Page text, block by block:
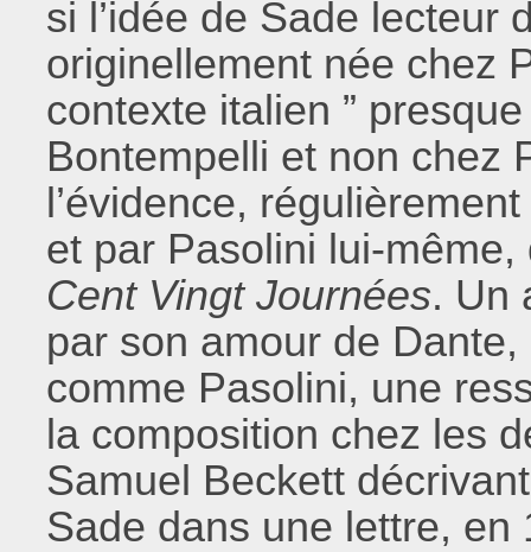
si l’idée de Sade lecteur
originellement née chez
contexte italien ”
Bontempelli et non chez
l’évidence,
et par Pasolini lui-même,
Cent Vingt Journées. Un
par son amour de
comme Pasolini, une
la composition chez les
Samuel Beckett
Sade dans une lettre, en